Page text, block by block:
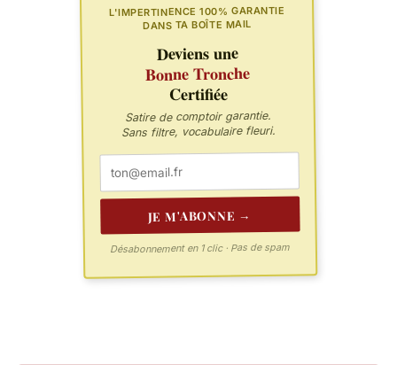
L'IMPERTINENCE 100% GARANTIE
DANS TA BOÎTE MAIL
Deviens une
Bonne Tronche
Certifiée
Satire de comptoir garantie.
Sans filtre, vocabulaire fleuri.
JE M'ABONNE →
Désabonnement en 1 clic · Pas de spam